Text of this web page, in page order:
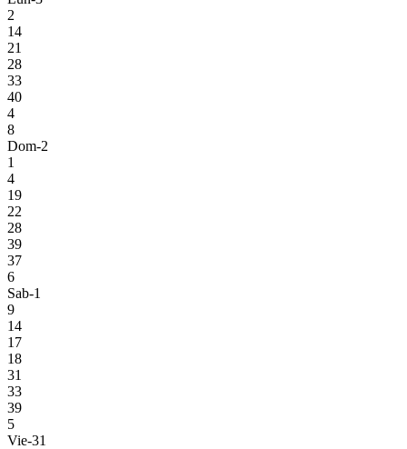
2
14
21
28
33
40
4
8
Dom-2
1
4
19
22
28
39
37
6
Sab-1
9
14
17
18
31
33
39
5
Vie-31